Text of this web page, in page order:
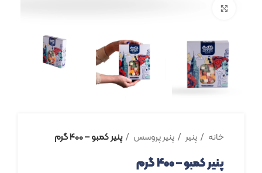
خانه پنیر پنیر پروسس پنیر کمبو – ۴۰۰ گرم
پنیر کمبو – ۴۰۰ گرم